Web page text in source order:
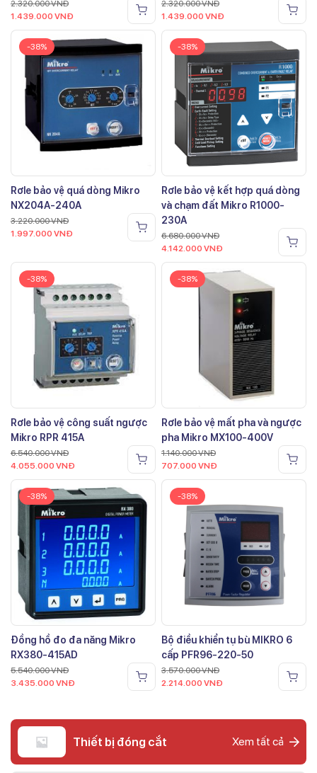
2.320.000VNĐ
1.439.000 VNĐ
2.320.000VNĐ
1.439.000 VNĐ
-38%
Rơle bảo vệ quá dòng Mikro
NX204A-240A
3.220.000VNĐ
1.997.000 VNĐ
-38%
Rơle bảo vệ kết hợp quá dòng
và chạm đất Mikro R1000-
230A
6.680.000VNĐ
4.142.000 VNĐ
-38%
Rơle bảo vệ công suất ngược
Mikro RPR 415A
6.540.000VNĐ
4.055.000 VNĐ
-38%
Rơle bảo vệ mất pha và ngược
pha Mikro MX100-400V
1.140.000VNĐ
707.000 VNĐ
-38%
Đồng hồ đo đa năng Mikro
RX380-415AD
5.540.000VNĐ
3.435.000 VNĐ
-38%
Bộ điều khiển tụ bù MIKRO 6
cấp PFR96-220-50
3.570.000VNĐ
2.214.000 VNĐ
Thiết bị đóng cắt Xem tất cả